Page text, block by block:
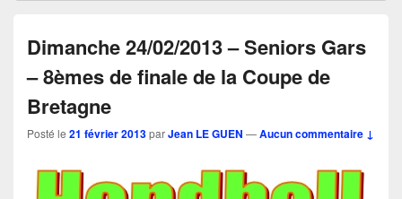
Dimanche 24/02/2013 – Seniors Gars
– 8èmes de finale de la Coupe de
Bretagne
Posté le 21 février 2013parJean LE GUEN —Aucun commentaire ↓